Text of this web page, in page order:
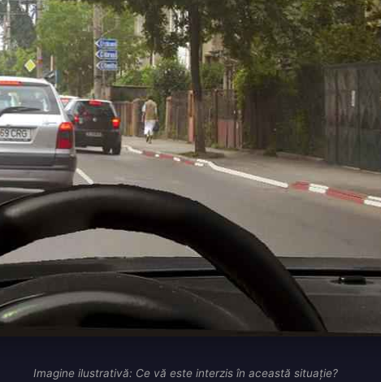
Imagine ilustrativă: Ce vă este interzis în această situaţie?